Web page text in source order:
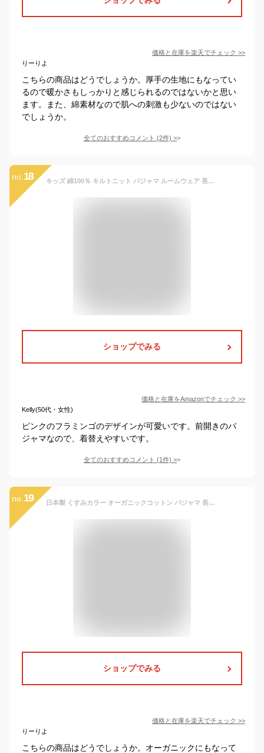
価格と在庫を楽天でチェック >>
りーりよ
こちらの商品はどうでしょうか。厚手の生地にもなってい
るので暖かさもしっかりと感じられるのではないかと思い
ます。また、綿素材なので肌への刺激も少ないのではない
でしょうか。
全てのおすすめコメント (2件) >
no. 18 キッズ 綿100％ キルトニット パジャマ ルームウェア 長袖 女の子 100-150cm cottacotta コッタコッタ 130,フラミンゴ
ショップでみる
価格と在庫をAmazonでチェック >>
Kelly(50代・女性)
ピンクのフラミンゴのデザインが可愛いです。前開きのパ
ジャマなので、着替えやすいです。
全てのおすすめコメント (1件) >
no. 19 日本製 くすみカラー オーガニックコットン パジャマ 長袖 キッズ 子供 こども ベビー 赤ちゃん 秋冬 冬用 オールシーズン 女の子 男の子 ガールズ ボーイズ ルームウェア 上下 きっず かわいい おしゃれ 薄手 おまけ 無地 やわらか 綿100 80 90 110 韓国風 ベビー服
ショップでみる
価格と在庫を楽天でチェック >>
りーりよ
こちらの商品はどうでしょうか。オーガニックにもなって